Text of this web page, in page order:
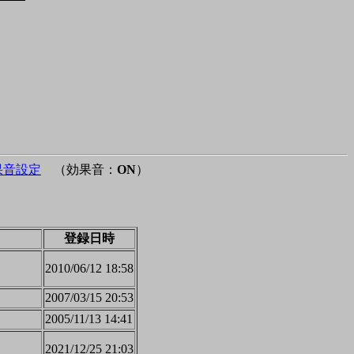
設定 （効果音： ON）
登録日時
2010/06/12 18:58
2007/03/15 20:53
2005/11/13 14:41
2021/12/25 21:03